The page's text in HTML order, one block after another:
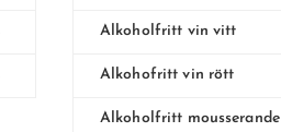
Alkoholfritt vin vitt
Alkohofritt vin rött
Alkoholfritt mousserande